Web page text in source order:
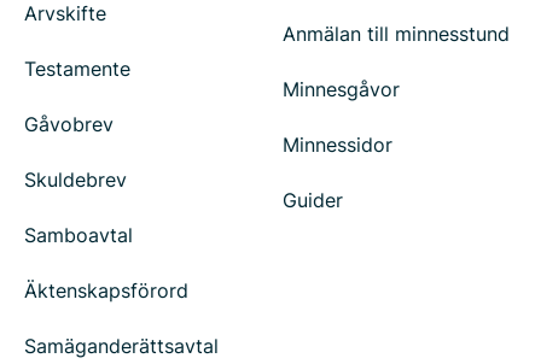
Arvskifte
Testamente
Gåvobrev
Skuldebrev
Samboavtal
Äktenskapsförord
Samäganderättsavtal
Anmälan till minnesstund
Minnesgåvor
Minnessidor
Guider